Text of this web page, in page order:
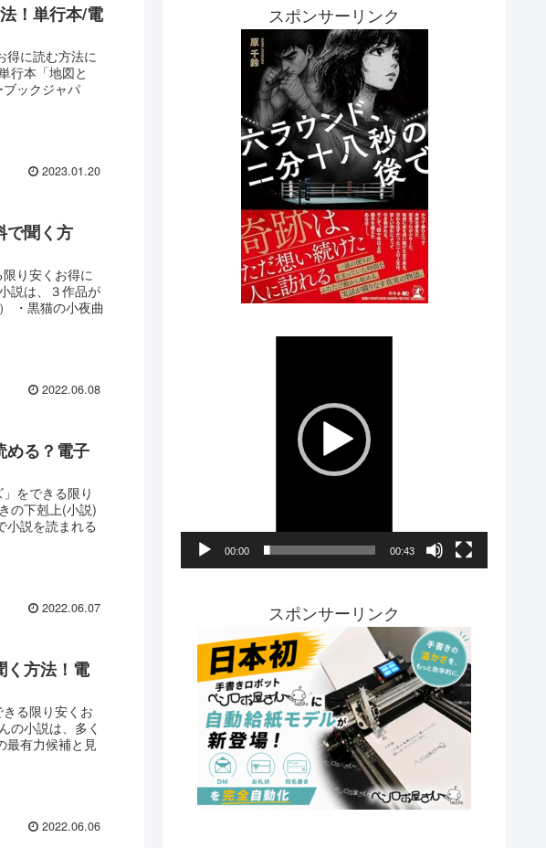
！単行本/電
得に読む方法に
行本「地図と
ックジャパ
2023.01.20
で聞く方
り安くお得に
説は、３作品が
・黒猫の小夜曲
2022.06.08
める？電子
をできる限り
の下剋上(小説)
小説を読まれる
2022.06.07
く方法！電
る限り安くお
の小説は、多く
最有力候補と見
2022.06.06
スポンサーリンク
レ
ー
ヤ
00:00 00:43
スポンサーリンク